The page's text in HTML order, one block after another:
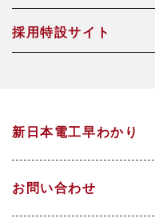
沿革
焼却灰資源化事業
社長メッセージ（
環境
採用特設サイト
高校生・技能職サイ
新日本電工早わかり
お問い合わせ